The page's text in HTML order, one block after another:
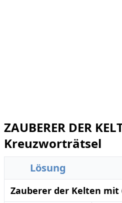
ZAUBERER DER
Kreuzworträtsel
Lösung
Zauberer der Kelten mit